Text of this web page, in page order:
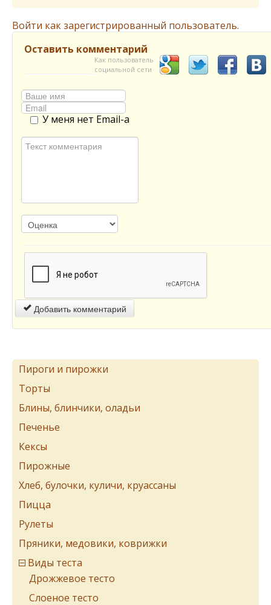
Войти как зарегистрированный пользователь.
Оставить комментарий
Как пользователь
социальной сети
У меня нет Email-а
Добавить комментарий
Пироги и пирожки
Торты
Блины, блинчики, оладьи
Печенье
Кексы
Пирожные
Хлеб, булочки, куличи, круассаны
Пицца
Рулеты
Пряники, медовики, коврижки
Виды теста
Дрожжевое тесто
Cлоеное тесто